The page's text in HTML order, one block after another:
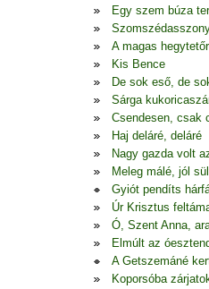
Egy szem búza
A magas
Kis Bence
De sok eső, de
Sárga
Csendesen, csak
Haj deláré, deláré
Nagy gazda volt
Meleg málé, jól
Gyiót pendíts
Úr Krisztus
Ó, Szent Anna,
Elmúlt az
A Getszemáné
Koporsóba